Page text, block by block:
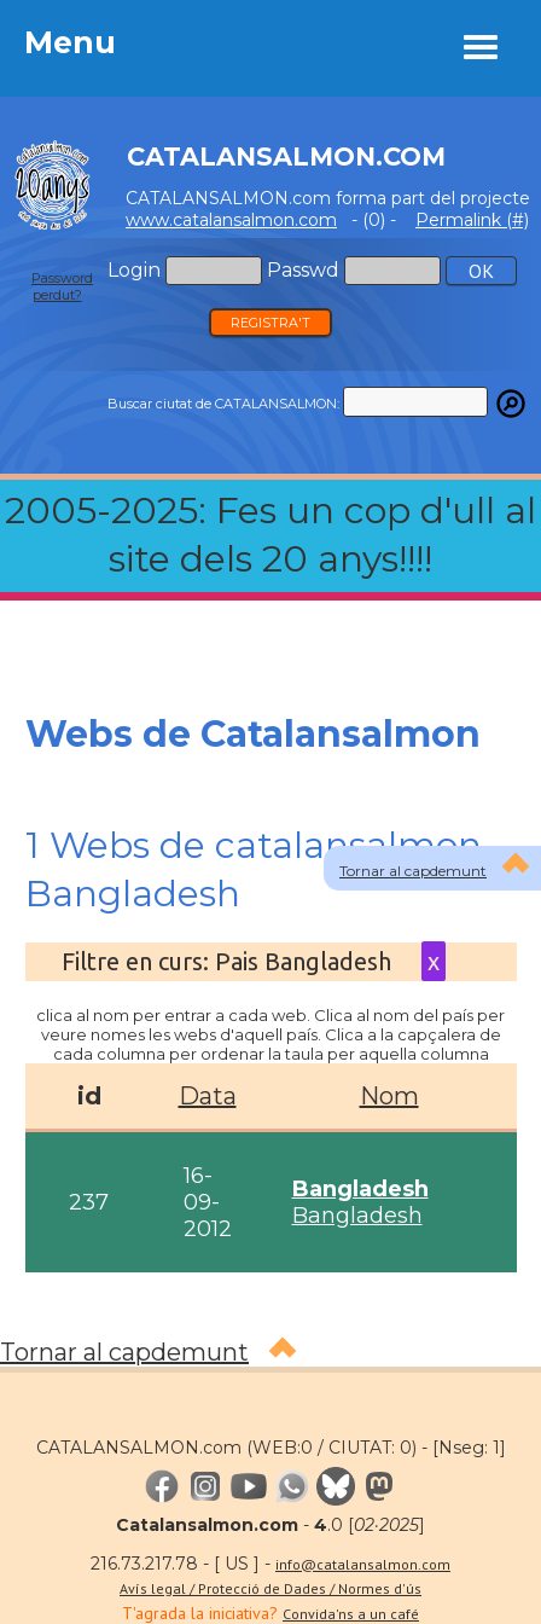
Menu
CATALANSALMON.COM
CATALANSALMON.com forma part del projecte
www.catalansalmon.com - (0) - Permalink (#)
Login Passwd
Password
perdut?
REGISTRA'T
Buscar ciutat de CATALANSALMON:
2005-2025: Fes un cop d'ull al
site dels 20 anys!!!!
Menu
Tornar al capdemunt
Webs de Catalansalmon
1 Webs de catalansalmon
Bangladesh
Filtre en curs: Pais Bangladesh x
clica al nom per entrar a cada web. Clica al nom del país per
veure nomes les webs d'aquell país. Clica a la capçalera de
cada columna per ordenar la taula per aquella columna
id Data Nom
237
16-
09-
2012
Bangladesh
Bangladesh
Tornar al capdemunt
CATALANSALMON.com (WEB:0 / CIUTAT: 0) - [Nseg: 1]
Catalansalmon.com - 4.0 [02·2025]
216.73.217.78 - [ US ] - info@catalansalmon.com
Avís legal / Protecció de Dades / Normes d'ús
T'agrada la iniciativa? Convida'ns a un café